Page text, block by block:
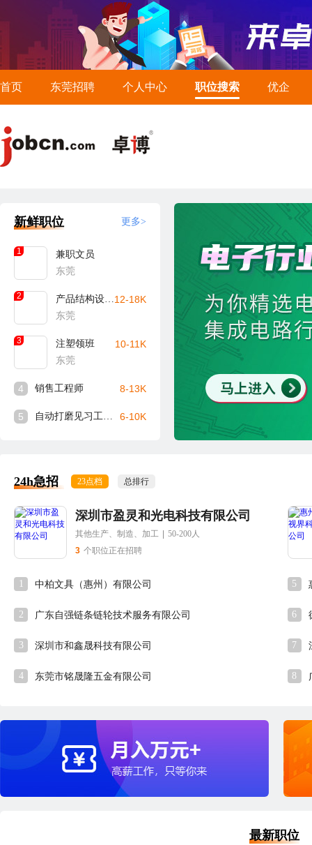
首页 东莞招聘 个人中心 职位搜索 优企
新鲜职位 更多>
1
兼职文员
东莞
2
产品结构设计工程师
东莞
12-18K
3
注塑领班
东莞
10-11K
4 销售工程师 8-13K
5 自动打磨见习工程师 6-10K
24h急招 23点档 总排行
深圳市盈灵和光电科技有限公司
其他生产、制造、加工
50-200人
3 个职位正在招聘
1 中柏文具（惠州）有限公司
2 广东自强链条链轮技术服务有限公司
3 深圳市和鑫晟科技有限公司
4 东莞市铭晟隆五金有限公司
5
6
7
8
最新职位